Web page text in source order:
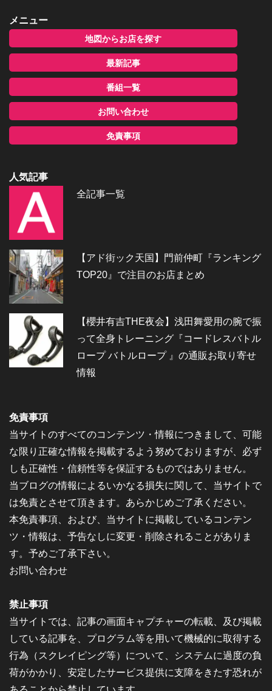
メニュー
地図からお店を探す
最新記事
番組一覧
お問い合わせ
免責事項
人気記事
全記事一覧
【アド街ック天国】門前仲町『ランキング
TOP20』で注目のお店まとめ
【櫻井有吉THE夜会】浅田舞愛用の腕で振
って全身トレーニング『コードレスバトル
ロープ バトルロープ 』の通販お取り寄せ
情報
免責事項
当サイトのすべてのコンテンツ・情報につきまして、可能
な限り正確な情報を掲載するよう努めておりますが、必ず
しも正確性・信頼性等を保証するものではありません。
当ブログの情報によるいかなる損失に関して、当サイトで
は免責とさせて頂きます。あらかじめご了承ください。
本免責事項、および、当サイトに掲載しているコンテン
ツ・情報は、予告なしに変更・削除されることがありま
す。予めご了承下さい。
お問い合わせ
禁止事項
当サイトでは、記事の画面キャプチャーの転載、及び掲載
している記事を、プログラム等を用いて機械的に取得する
行為（スクレイピング等）について、システムに過度の負
荷がかかり、安定したサービス提供に支障をきたす恐れが